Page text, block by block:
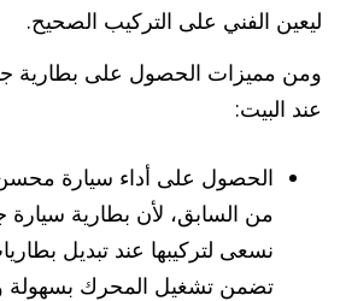
ليعين الفني على التركيب الصحيح.
ومن مميزات الحصول على بطارية
عند البيت:
الحصول على أداء سيارة
من السابق، لأن بطارية سيارة
نسعى لتركيبها عند تبديل
تضمن تشغيل المحرك بسهولة